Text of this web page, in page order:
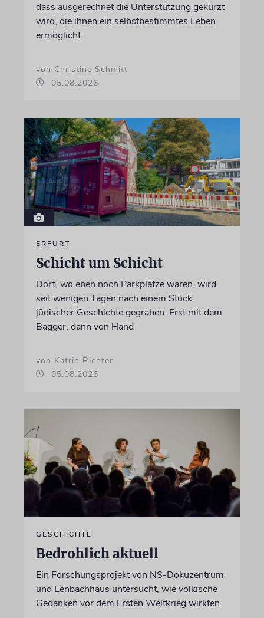
dass ausgerechnet die Unterstützung gekürzt
wird, die ihnen ein selbstbestimmtes Leben
ermöglicht
von Christine Schmitt
05.08.2026
ERFURT
Schicht um Schicht
Dort, wo eben noch Parkplätze waren, wird
seit wenigen Tagen nach einem Stück
jüdischer Geschichte gegraben. Erst mit dem
Bagger, dann von Hand
von Katrin Richter
05.08.2026
GESCHICHTE
Bedrohlich aktuell
Ein Forschungsprojekt von NS-Dokuzentrum
und Lenbachhaus untersucht, wie völkische
Gedanken vor dem Ersten Weltkrieg wirkten